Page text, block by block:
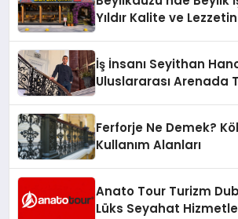
Hayata Geçirecek
Yıldır Kalite ve
İş İnsanı Seyithan
Uluslararası Arenada
Ferforje Ne Demek?
Kullanım Alanları
Anato Tour Turizm
Lüks Seyahat